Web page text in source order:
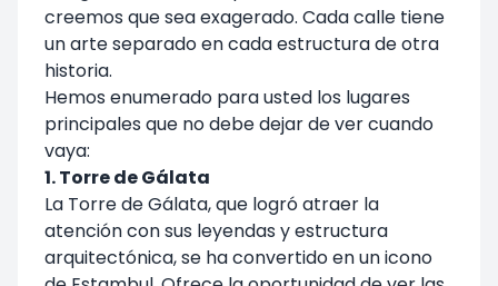
creemos que sea exagerado. Cada calle tiene
un arte separado en cada estructura de otra
historia.
Hemos enumerado para usted los lugares
principales que no debe dejar de ver cuando
vaya:
1. Torre de Gálata
La Torre de Gálata, que logró atraer la
atención con sus leyendas y estructura
arquitectónica, se ha convertido en un icono